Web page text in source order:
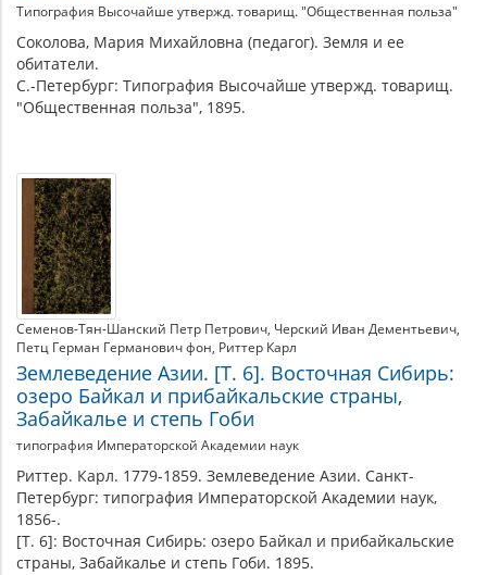
Типография Высочайше утвержд. товарищ. "Общественная польза"
Соколова, Мария Михайловна (педагог). Земля и ее
обитатели.
С.-Петербург: Типография Высочайше утвержд. товарищ.
"Общественная польза", 1895.
Семенов-Тян-Шанский Петр Петрович Черский Иван Дементьевич
Петц Герман Германович фон Риттер Карл
Землеведение Азии. [Т. 6]. Восточная Сибирь:
озеро Байкал и прибайкальские страны,
Забайкалье и степь Гоби
типография Императорской Академии наук
Риттер. Карл. 1779-1859. Землеведение Азии. Санкт-
Петербург: типография Императорской Академии наук,
1856-.
[Т. 6]: Восточная Сибирь: озеро Байкал и прибайкальские
страны, Забайкалье и степь Гоби. 1895.